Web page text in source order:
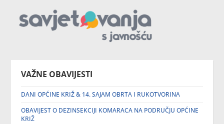
VAŽNE OBAVIJESTI
DANI OPĆINE KRIŽ & 14. SAJAM OBRTA I RUKOTVORINA
OBAVIJEST O DEZINSEKCIJI KOMARACA NA PODRUČJU OPĆINE
KRIŽ